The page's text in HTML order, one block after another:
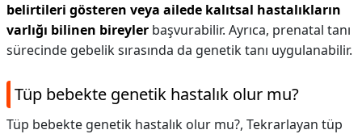
belirtileri gösteren veya ailede kalıtsal hastalıkların
varlığı bilinen bireyler başvurabilir. Ayrıca, prenatal tanı
sürecinde gebelik sırasında da genetik tanı uygulanabilir.
Tüp bebekte genetik hastalık olur mu?
Tüp bebekte genetik hastalık olur mu?, Tekrarlayan tüp